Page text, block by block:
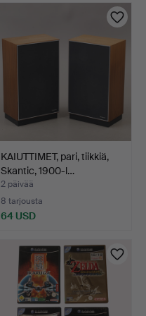
KAIUTTIMET, pari, tiikkiä,
Skantic, 1900-l…
2 päivää
8 tarjousta
64 USD